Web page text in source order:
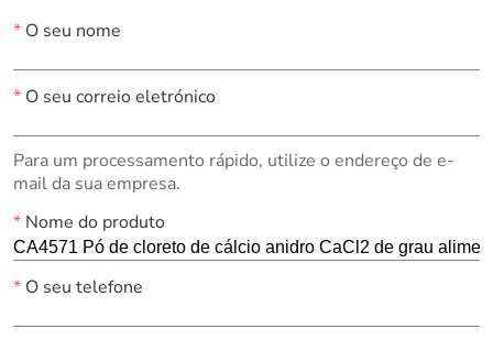
*O seu nome
*O seu correio eletrónico
Para um processamento rápido, utilize o endereço de e-
mail da sua empresa.
*Nome do produto
*O seu telefone